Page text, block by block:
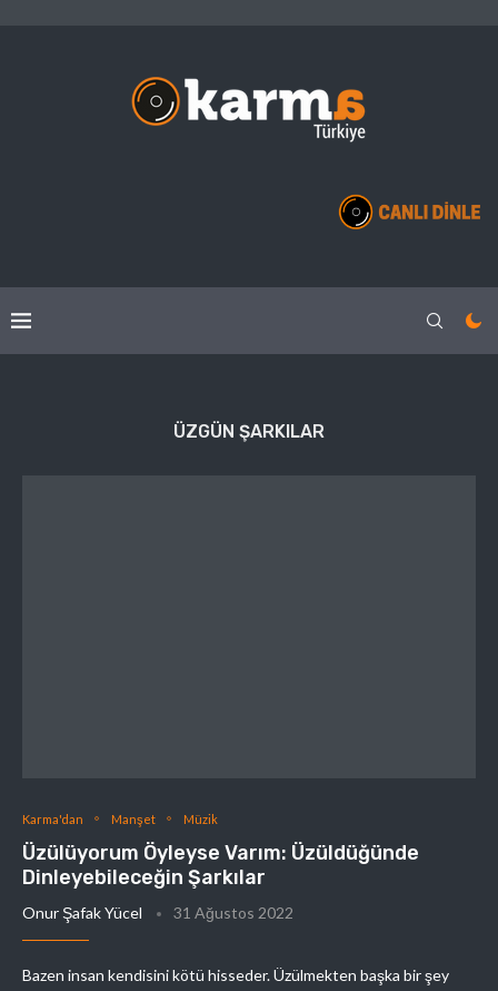
ÜZGÜN ŞARKILAR
Karma'dan Manşet Müzik
Üzülüyorum Öyleyse Varım: Üzüldüğünde
Dinleyebileceğin Şarkılar
Onur Şafak Yücel 31 Ağustos 2022
Bazen insan kendisini kötü hisseder. Üzülmekten başka bir şey